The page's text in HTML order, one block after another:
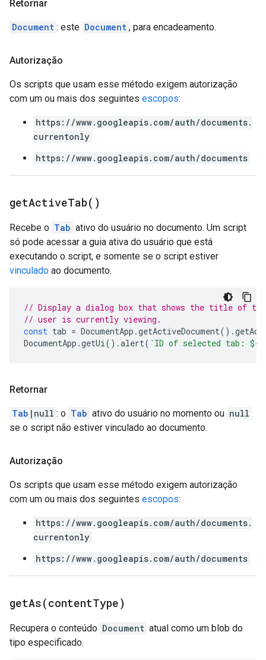
Retornar
Document : este Document , para encadeamento.
Autorização
Os scripts que usam esse método exigem autorização
com um ou mais dos seguintes escopos:
https://www.googleapis.com/auth/documents.
currentonly
https://www.googleapis.com/auth/documents
getActiveTab( )
Recebe o Tab ativo do usuário no documento. Um script
só pode acessar a guia ativa do usuário que está
executando o script, e somente se o script estiver
vinculado ao documento.
// Display a dialog box that shows the title of
// user is currently viewing.
const tab = DocumentApp .getActiveDocument().
DocumentApp .getUi().alert( `ID of selected tab: ${
Retornar
Tab |null : o Tab ativo do usuário no momento ou null
se o script não estiver vinculado ao documento.
Autorização
Os scripts que usam esse método exigem autorização
com um ou mais dos seguintes escopos:
https://www.googleapis.com/auth/documents.
currentonly
https://www.googleapis.com/auth/documents
getAs(contentType)
Recupera o conteúdo Document atual como um blob do
tipo especificado.